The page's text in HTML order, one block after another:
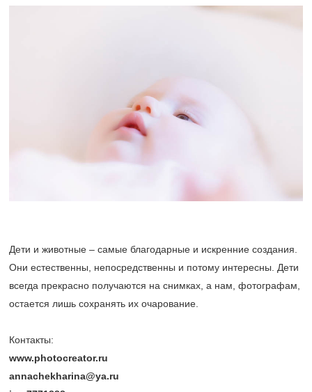
Дети и животные – самые благодарные и искренние создания.
Они естественны, непосредственны и потому интересны. Дети
всегда прекрасно получаются на снимках, а нам, фотографам,
остается лишь сохранять их очарование.
Контакты:
www.photocreator.ru
annachekharina@ya.ru